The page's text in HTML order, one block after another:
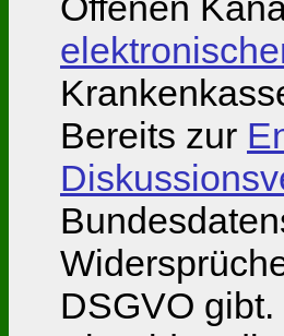
Bereits zur
DSGVO gibt.